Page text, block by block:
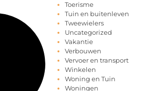
Toerisme
Tuin en buitenleven
Tweewielers
Uncategorized
Vakantie
Verbouwen
Vervoer en transport
Winkelen
Woning en Tuin
Woningen